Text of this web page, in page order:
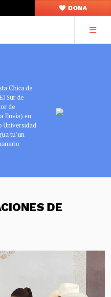
DONA
Chica de
Sur de
de
lluvia) en
Universidad
tu’un
DE